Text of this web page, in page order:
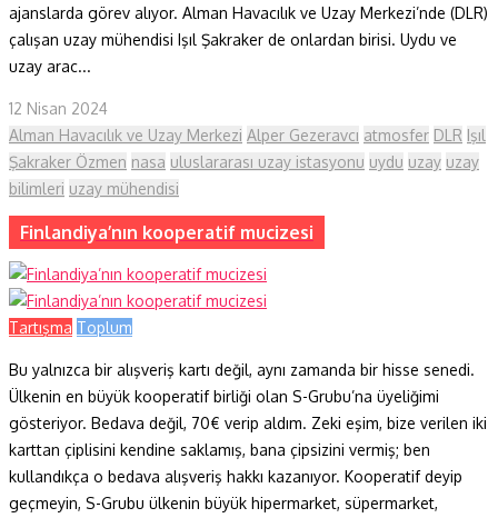
ajanslarda görev alıyor. Alman Havacılık ve Uzay Merkezi’nde (DLR)
çalışan uzay mühendisi Işıl Şakraker de onlardan birisi. Uydu ve
uzay arac...
12 Nisan 2024
Alman Havacılık ve Uzay Merkezi Alper Gezeravcı atmosfer DLR Işıl
Şakraker Özmen nasa uluslararası uzay istasyonu uydu uzay uzay
bilimleri uzay mühendisi
Finlandiya’nın kooperatif mucizesi
Tartışma Toplum
Bu yalnızca bir alışveriş kartı değil, aynı zamanda bir hisse senedi.
Ülkenin en büyük kooperatif birliği olan S-Grubu’na üyeliğimi
gösteriyor. Bedava değil, 70€ verip aldım. Zeki eşim, bize verilen iki
karttan çiplisini kendine saklamış, bana çipsizini vermiş; ben
kullandıkça o bedava alışveriş hakkı kazanıyor. Kooperatif deyip
geçmeyin, S-Grubu ülkenin büyük hipermarket, süpermarket,